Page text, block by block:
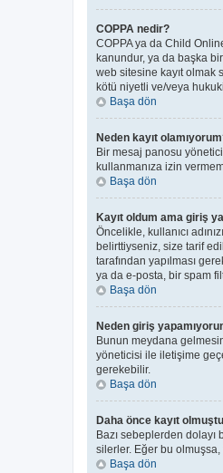
COPPA nedir?
COPPA ya da Child
kanundur, ya da başka
web sitesine kayıt olmak
kötü niyetli ve/veya
Başa dön
Neden kayıt
Bir mesaj panosu
kullanmanıza izin
Başa dön
Kayıt oldum ama giriş
Öncelikle, kullanıcı
belirttiyseniz, size tarif
tarafından yapılması
ya da e-posta, bir spam
Başa dön
Neden giriş
Bunun meydana
yöneticisi ile iletişime
gerekebilir.
Başa dön
Daha önce kayıt
Bazı sebeplerden dolayı
silerler. Eğer bu olmuşsa,
Başa dön